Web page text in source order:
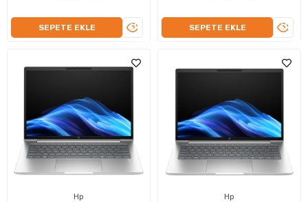
SEPETE EKLE
ÜRÜNÜ
SEPETE EKLE
Hp Hp